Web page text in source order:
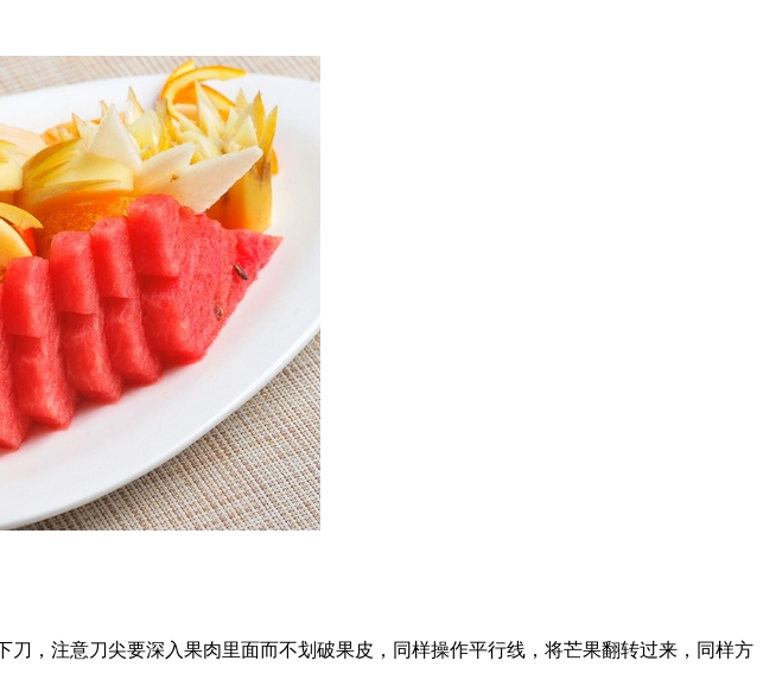
，注意刀尖要深入果肉里面而不划破果皮，同样操作平行线，将芒果翻转过来，同样方